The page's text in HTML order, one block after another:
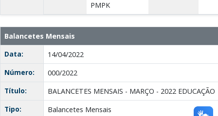
PMPK
Balancetes Mensais
Data:
14/04/2022
Número:
000/2022
Título:
BALANCETES MENSAIS - MARÇO - 2022 EDUCAÇÃO
Tipo:
Balancetes Mensais